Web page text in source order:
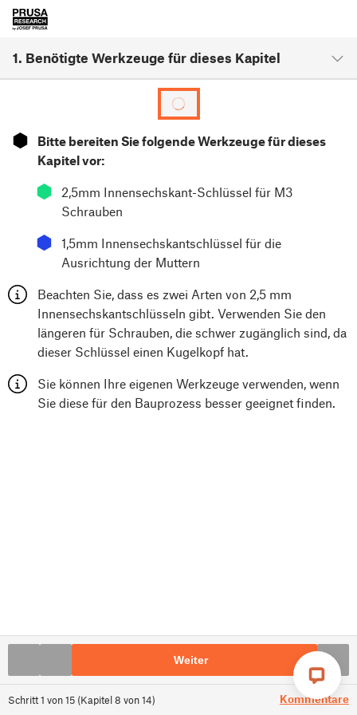
1. Benötigte Werkzeuge für dieses Kapitel
Schritt1 von15 (Kapitel8 von14) Kommentare
⬢
Bitte bereiten Sie folgende Werkzeuge für dieses
Kapitel vor:
⬢
2,5mm Innensechskant-Schlüssel für M3
Schrauben
⬢
1,5mm Innensechskantschlüssel für die
Ausrichtung der Muttern
Beachten Sie, dass es zwei Arten von 2,5 mm
Innensechskantschlüsseln gibt. Verwenden Sie den
längeren für Schrauben, die schwer zugänglich sind, da
dieser Schlüssel einen Kugelkopf hat.
Sie können Ihre eigenen Werkzeuge verwenden, wenn
Sie diese für den Bauprozess besser geeignet finden.
Weiter